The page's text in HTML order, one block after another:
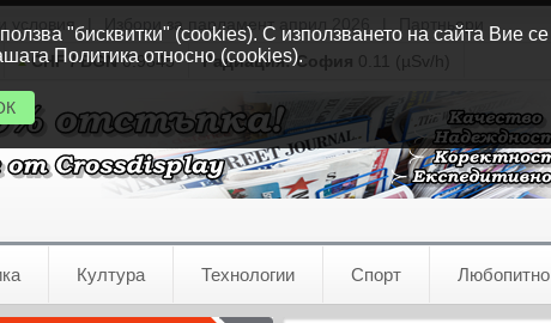
условия Избори за парламент април 2026
Партньори
CHF / BGN0.9345 Радиация:София 0.11 (µSv/h)
Култура Технологии Спорт Любопитно
"бисквитки" (cookies). С използването на сайта Вие се
Политика относно (cookies).